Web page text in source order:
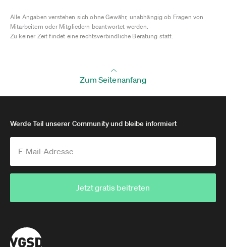
Alle Angaben verstehen sich ohne Gewähr, unabhängig ob Fragen von
Mitarbeitern oder Mitgliedern beantwortet werden.
Zu keiner Zeit findet eine rechtsverbindliche Beratung statt.
Zum Seitenanfang
Werde Teil unserer Community und bleibe informiert
Jetzt gratis beitreten